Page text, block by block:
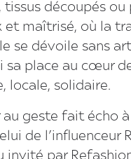
découpés ou
et maîtrisé, où la
se dévoile sans
sa place au cœur
locale, solidaire.
geste fait écho à
de l’influenceur
invité par